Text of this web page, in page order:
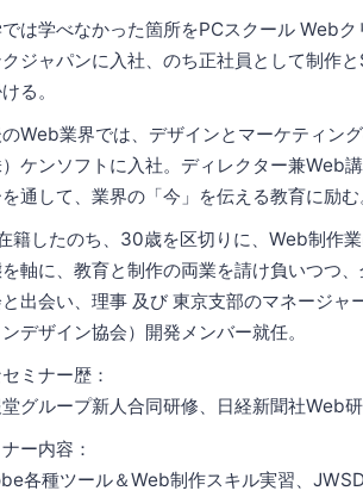
は学べなかった箇所をPCスクール Web
クジャパンに入社、のち正社員として制作
る。
Web業界では、デザインとマーケティン
）ケンソフトに入社。ディレクター兼
通して、業界の「今」を伝える教育に励む
籍したのち、30歳を区切りに、Web制作
軸に、教育と制作の両業を請け負いつつ
出会い、理事 及び 東京⽀部のマネージ
デザイン協会）開発メンバー就任。
ミナー歴：
グループ新人合同研修、日経新聞社Web
ー内容：
各種ツール＆Web制作スキル実習、